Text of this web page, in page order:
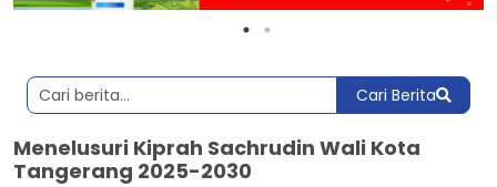
Cari Berita
Menelusuri Kiprah Sachrudin Wali Kota
Tangerang 2025-2030